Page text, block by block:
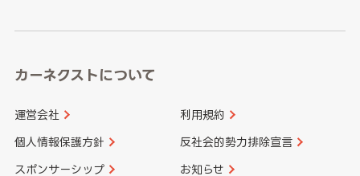
カーネクストについて
運営会社 利用規約
個人情報保護方針 反社会的勢力排除宣言
スポンサーシップ お知らせ